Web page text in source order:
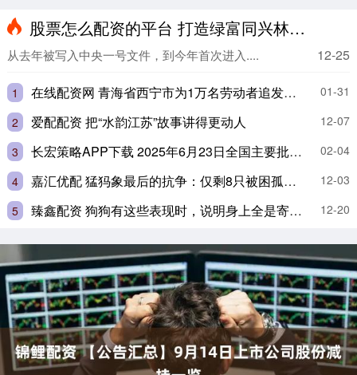
股票怎么配资的平台 打造绿富同兴林下好风光
12-25
从去年被写入中央一号文件，到今年首次进入....
1 在线配资网 青海省西宁市为1万名劳动者追发工资1.09亿元
01-31
2
爱配配资 把“水韵江苏”故事讲得更动人
12-07
3
长宏策略APP下载 2025年6月23日全国主要批发市场蛏子价格行情
02-04
4
嘉汇优配 猛犸象最后的抗争：仅剩8只被困孤岛繁衍6000年，3650年前才灭绝
12-03
5
臻鑫配资 狗狗有这些表现时，说明身上全是寄生虫，可别忽视了! 12-20